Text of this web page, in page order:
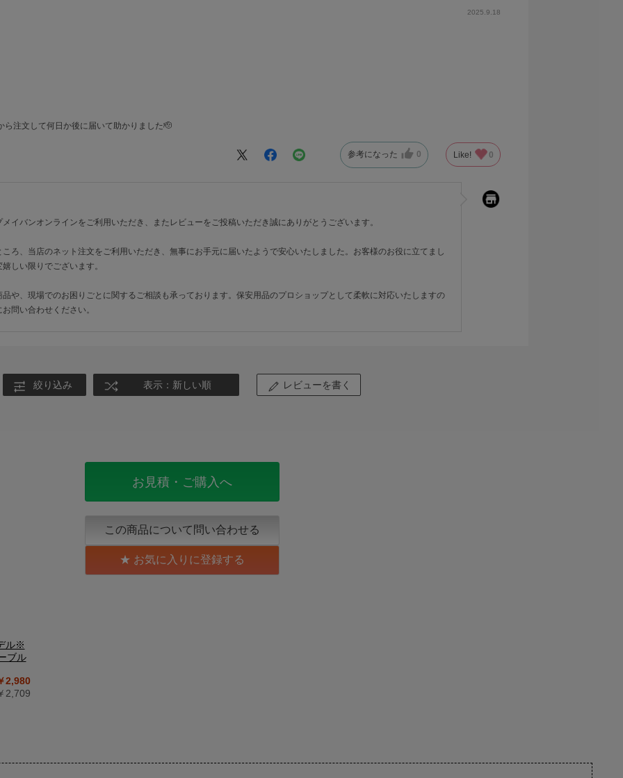
2025.9.18
注文して何日か後に届いて助かりました🫡
参考になった 0 Like! 0
イバンオンラインをご利用いただき、またレビューをご投稿いただき誠にありがとうございます。
ろ、当店のネット注文をご利用いただき、無事にお手元に届いたようで安心いたしました。お客様のお役に立てまし
しい限りでございます。
や、現場でのお困りごとに関するご相談も承っております。保安用品のプロショップとして柔軟に対応いたしますの
問い合わせください。
絞り込み 表示：新しい順 レビューを書く
お見積・ご購入へ
この商品について問い合わせる
お気に入りに登録する
ル※
ブル
2,980
2,709